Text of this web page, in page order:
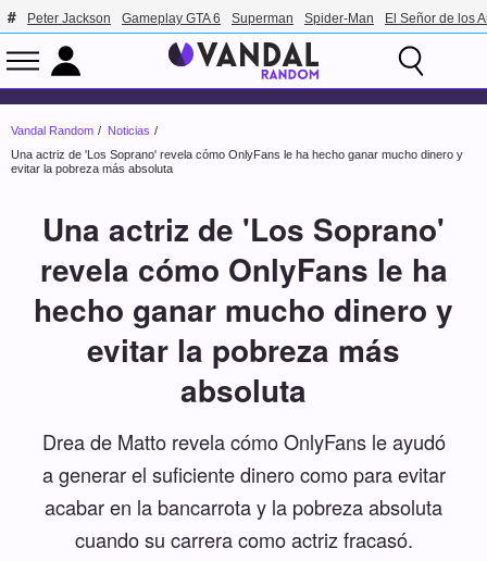
Peter Jackson Gameplay GTA 6 Superman Spider-Man El Señor de los
Vandal Random
Noticias
Una actriz de 'Los Soprano' revela cómo OnlyFans le ha hecho ganar mucho dinero y
evitar la pobreza más absoluta
Una actriz de 'Los Soprano'
revela cómo OnlyFans le ha
hecho ganar mucho dinero y
evitar la pobreza más
absoluta
Drea de Matto revela cómo OnlyFans le ayudó
a generar el suficiente dinero como para evitar
acabar en la bancarrota y la pobreza absoluta
cuando su carrera como actriz fracasó.